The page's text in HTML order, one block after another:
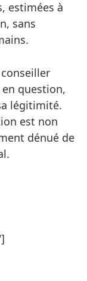
estimées à
sans
question,
légitimité.
est non
dénué de